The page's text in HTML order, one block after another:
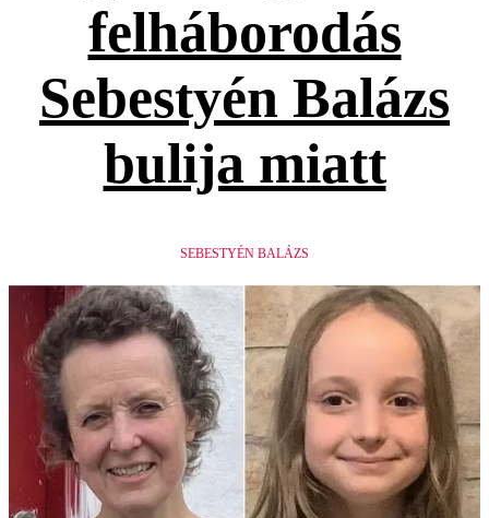
felháborodás
Sebestyén Balázs
bulija miatt
SEBESTYÉN BALÁZS